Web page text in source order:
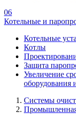
06
Котельные и
Котельные
Котлы
Защита
Увеличение
оборудования
Системы